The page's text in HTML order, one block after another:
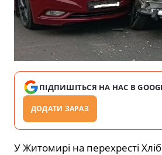
ПІДПИШІТЬСЯ НА НАС В
ДОДАТИ ЗАРАЗ
У Житомирі на перехресті